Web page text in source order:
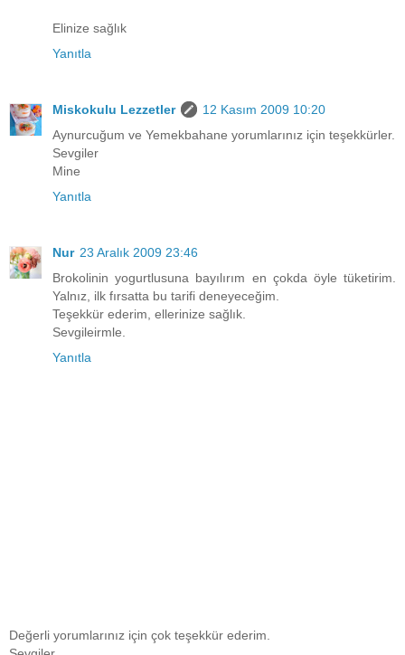
Elinize sağlık
Yanıtla
Miskokulu Lezzetler
12 Kasım 2009 10:20
Aynurcuğum ve Yemekbahane yorumlarınız için teşekkürler.
Sevgiler
Mine
Yanıtla
Nur 23 Aralık 2009 23:46
Brokolinin yogurtlusuna bayılırım en çokda öyle tüketirim.
Yalnız, ilk fırsatta bu tarifi deneyeceğim.
Teşekkür ederim, ellerinize sağlık.
Sevgileirmle.
Yanıtla
Değerli yorumlarınız için çok teşekkür ederim.